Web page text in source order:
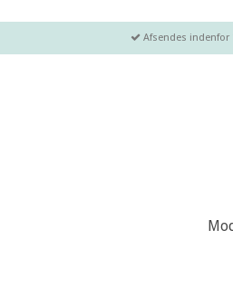
Afsendes indenfor